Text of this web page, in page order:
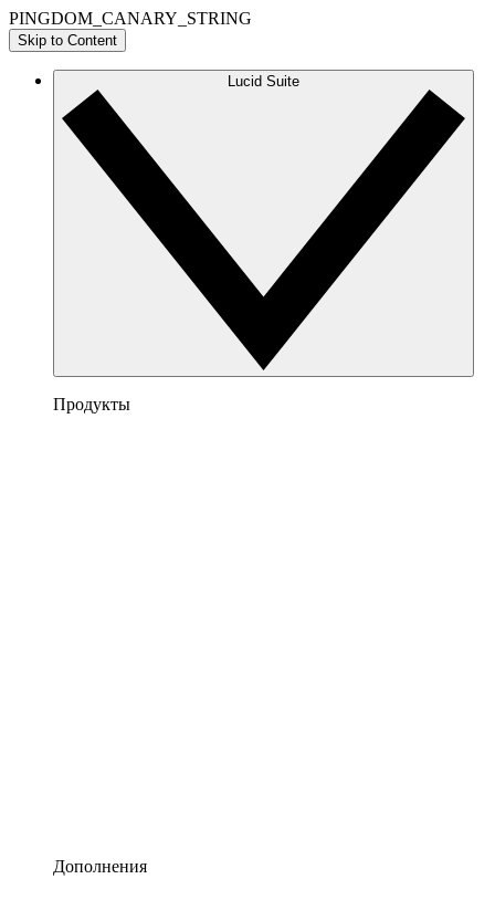
PINGDOM_CANARY_STRING
Skip to Content
Lucid Suite
Продукты
Дополнения